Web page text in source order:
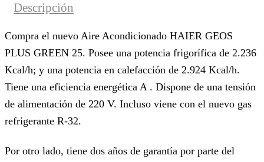
Descripción
Compra el nuevo Aire Acondicionado HAIER GEOS
PLUS GREEN 25. Posee una potencia frigorífica de 2.236
Kcal/h; y una potencia en calefacción de 2.924 Kcal/h.
Tiene una eficiencia energética A . Dispone de una tensión
de alimentación de 220 V. Incluso viene con el nuevo gas
refrigerante R-32.
Por otro lado, tiene dos años de garantía por parte del